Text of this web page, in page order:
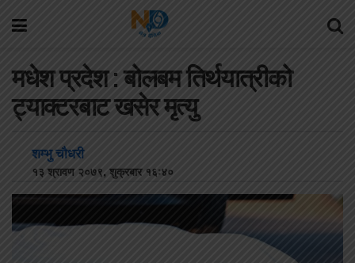
मधेश प्रदेश : बोलबम तिर्थयात्रीको
ट्याक्टरबाट खसेर मृत्यु
शम्भु चौधरी
१३ श्रावण २०७९, शुक्रबार १६:४०